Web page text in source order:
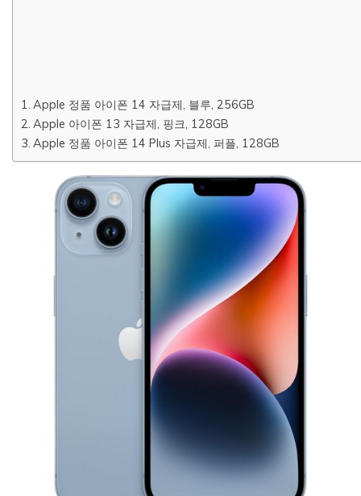
Apple 정품 아이폰 14 자급제, 블루, 256GB
Apple 아이폰 13 자급제, 핑크, 128GB
Apple 정품 아이폰 14 Plus 자급제, 퍼플, 128GB